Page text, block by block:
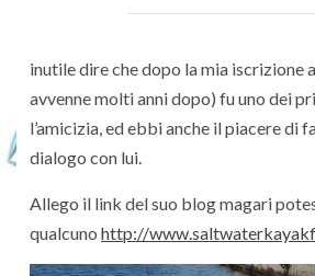
inutile dire che dopo la mia iscrizione
avvenne molti anni dopo) fu uno dei
l’amicizia, ed ebbi anche il piacere di
dialogo con lui.
Allego il link del suo blog magari
qualcuno http://